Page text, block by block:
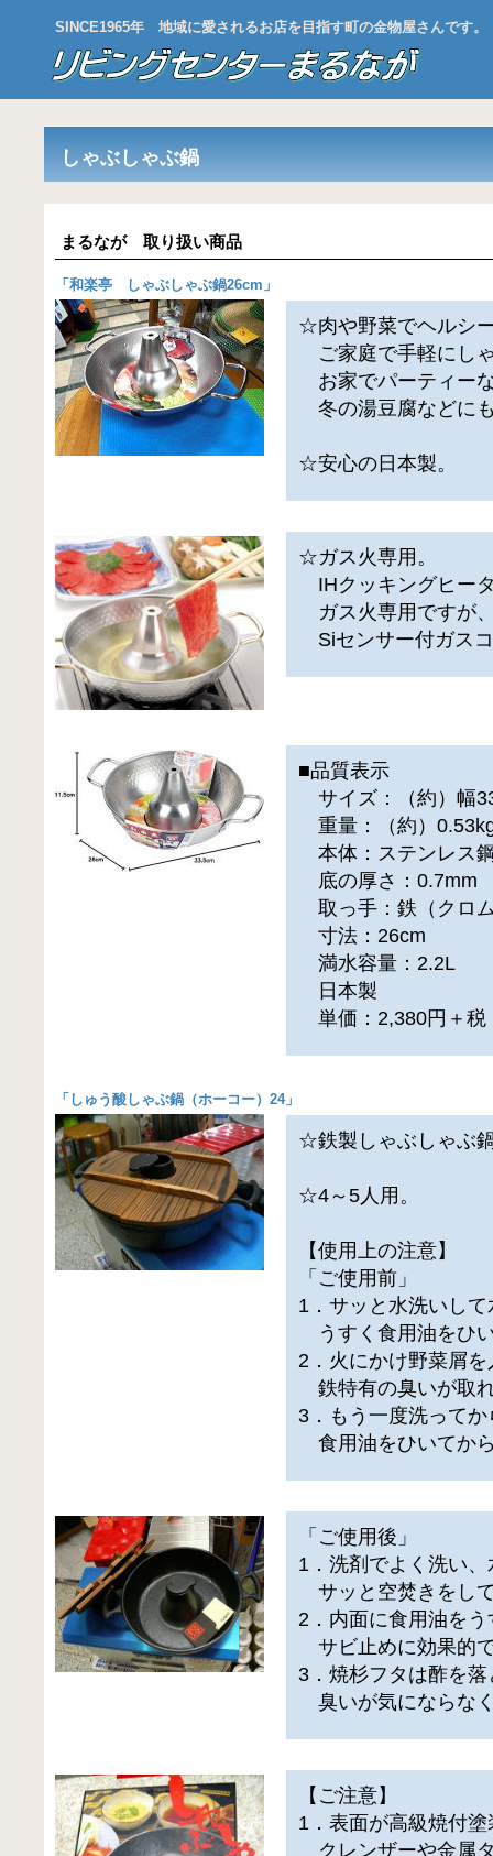
SINCE1965年 地域に愛されるお店を目指す町の金物屋さんです。
しゃぶしゃぶ鍋
まるなが 取り扱い商品
「 和楽亭 しゃぶしゃぶ鍋26cm 」
☆肉や野菜でヘルシ
ご家庭で手軽にし
お家でパーティー
冬の湯豆腐などに
☆安心の日本製。
☆ガス火専用。
IHクッキングヒー
ガス火専用ですが
Siセンサー付ガス
■品質表示
サイズ：（約）幅
重量：（約）
本体：ステンレス
底の厚さ：0.7mm
取っ手：鉄（クロ
寸法：26cm
満水容量：2.2L
日本製
単価：2,380円＋税
「 しゅう酸しゃぶ鍋（ホーコー）24」
☆鉄製しゃぶしゃぶ
☆4～5人用。
【使用上の注意】
「ご使用前」
1．サッと水洗いし
うすく食用油をひ
2．火にかけ野菜屑
鉄特有の臭いが取
3．もう一度洗って
食用油をひいてか
「ご使用後」
1．洗剤でよく洗い
サッと空焚きをし
2．内面に食用油を
サビ止めに効果的
3．焼杉フタは酢を
臭いが気にならな
【ご注意】
1．表面が高級焼付
クレンザーや金属